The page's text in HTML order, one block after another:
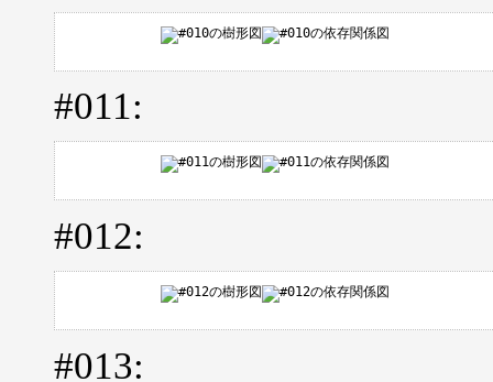
#011:
#012:
#013: